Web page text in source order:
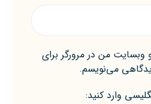
وبسایت من در مرورگر برای
می‌نویسم.
وارد کنید: